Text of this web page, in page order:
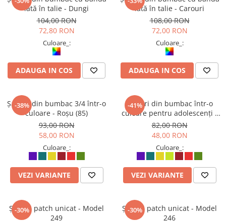
lată în talie - Dungi
104,00 RON
72,80 RON
Culoare_:
ADAUGA IN COS
lată în talie - Carouri
108,00 RON
72,00 RON
Culoare_:
ADAUGA IN COS
-38%
Șalvari din bumbac 3/4 într-o
culoare - Roșu (85)
93,00 RON
58,00 RON
Culoare_:
VEZI VARIANTE
-41%
Șalvari din bumbac într-o
culoare pentru adolescenți -
Roșu (75)
82,00 RON
48,00 RON
Culoare_:
VEZI VARIANTE
-30%
Șalvari patch unicat - Model
249
-30%
Șalvari patch unicat - Model
246